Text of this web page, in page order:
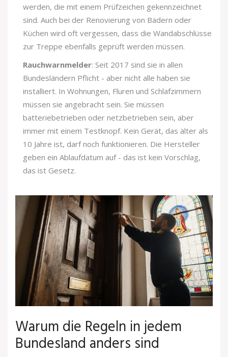
werden, die mit einem Prüfzeichen gekennzeichnet
sind. Auch bei der Renovierung von Bädern oder
Küchen wird oft vergessen, dass die Wandabschlüsse
zur Treppe ebenfalls geprüft werden müssen.
Rauchwarnmelder: Seit 2017 sind sie in allen
Bundesländern Pflicht - aber nicht alle haben sie
installiert. In Wohnungen, Fluren und Schlafzimmern
müssen sie angebracht sein. Sie müssen
batteriebetrieben oder netzbetrieben sein, aber
immer mit einem Testknopf. Kein Gerät, das älter als
10 Jahre ist, darf noch funktionieren. Die Hersteller
geben ein Ablaufdatum auf - das ist kein Vorschlag,
das ist Gesetz.
Warum die Regeln in jedem
Bundesland anders sind